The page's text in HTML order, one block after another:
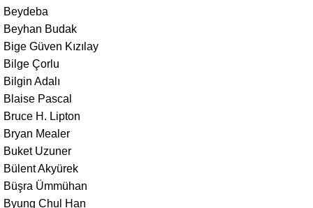
Beydeba
Beyhan Budak
Bige Güven Kızılay
Bilge Çorlu
Bilgin Adalı
Blaise Pascal
Bruce H. Lipton
Bryan Mealer
Buket Uzuner
Bülent Akyürek
Büşra Ümmühan
Byung Chul Han